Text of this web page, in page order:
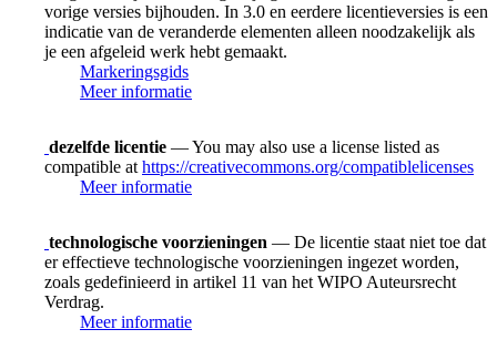
vorige versies bijhouden. In 3.0 en eerdere licentieversies is een
indicatie van de veranderde elementen alleen noodzakelijk als
je een afgeleid werk hebt gemaakt.
Markeringsgids
Meer informatie
dezelfde licentie — You may also use a license listed as
compatible at https://creativecommons.org/compatiblelicenses
Meer informatie
technologische voorzieningen — De licentie staat niet toe dat
er effectieve technologische voorzieningen ingezet worden,
zoals gedefinieerd in artikel 11 van het WIPO Auteursrecht
Verdrag.
Meer informatie